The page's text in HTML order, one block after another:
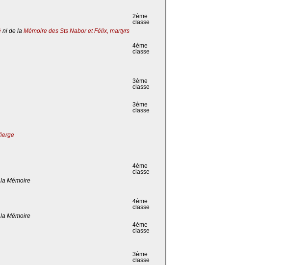
2ème
classe
ni de la Mémoire des Sts Nabor et Félix, martyrs
4ème
classe
3ème
classe
3ème
classe
4ème
classe
Mémoire
4ème
classe
Mémoire
4ème
classe
3ème
classe